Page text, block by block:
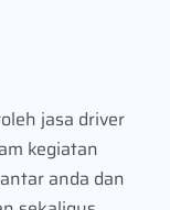
jasa driver
kegiatan
anda dan